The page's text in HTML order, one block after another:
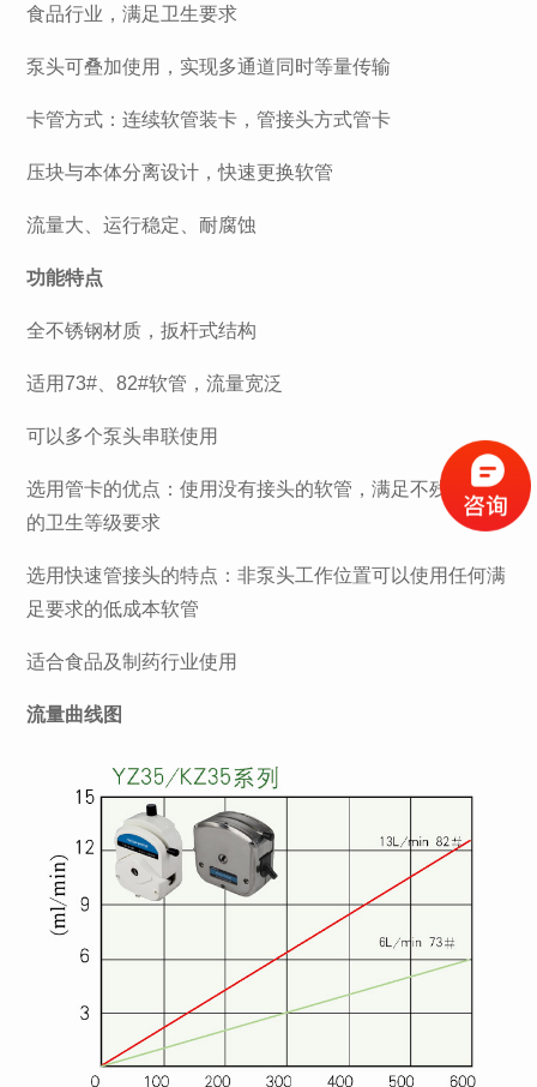
食品行业，满足卫生要求
泵头可叠加使用，实现多通道同时等量传输
卡管方式：连续软管装卡，管接头方式管卡
压块与本体分离设计，快速更换软管
流量大、运行稳定、耐腐蚀
功能特点
全不锈钢材质，扳杆式结构
适用73#、82#软管，流量宽泛
可以多个泵头串联使用
选用管卡的优点：使用没有接头的软管，满足不残留流体
的卫生等级要求
选用快速管接头的特点：非泵头工作位置可以使用任何满
足要求的低成本软管
适合食品及制药行业使用
流量曲线图